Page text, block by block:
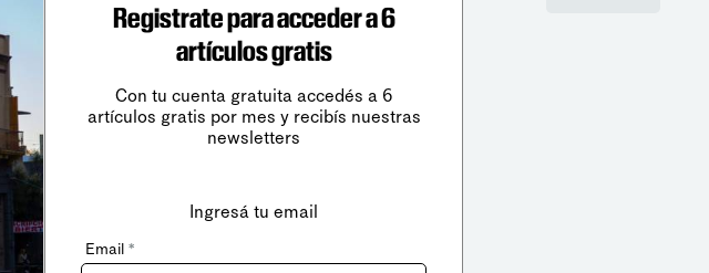
Registrate para acceder a 6
artículos gratis
Con tu cuenta gratuita accedés a 6
artículos gratis por mes y recibís nuestras
newsletters
Ingresá tu email
Email *